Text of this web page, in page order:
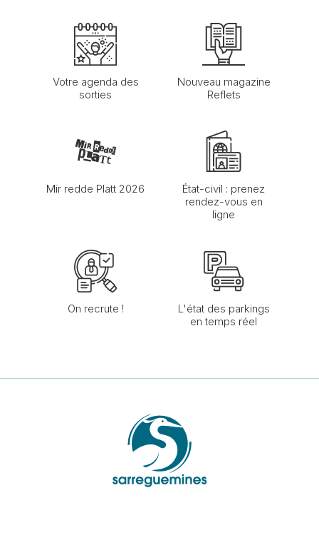
Votre agenda des
sorties
Nouveau magazine
Reflets
Mir redde Platt 2026
État-civil : prenez
rendez-vous en
ligne
On recrute !
L'état des parkings
en temps réel